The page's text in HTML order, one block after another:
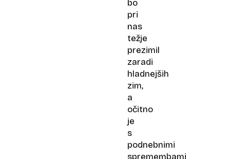
bo
pri
nas
težje
prezimil
zaradi
hladnejših
zim,
a
očitno
je
s
podnebnimi
spremembami